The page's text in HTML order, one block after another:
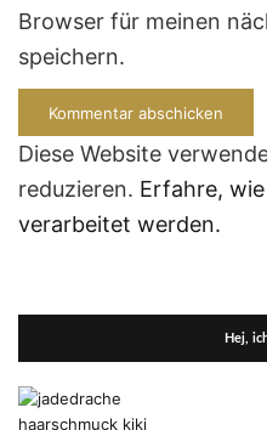
Browser für meinen
speichern.
Diese Website
reduzieren. Erfahre,
verarbeitet werden.
Hej,